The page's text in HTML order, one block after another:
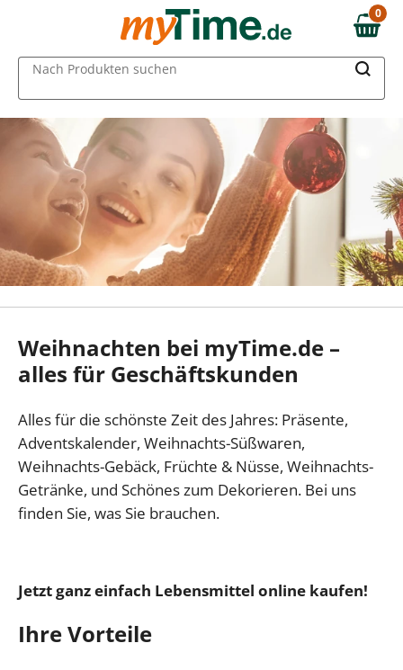
0,00 €
0
Nach Produkten suchen
Weihnachten bei myTime.de –
alles für Geschäftskunden
Alles für die schönste Zeit des Jahres: Präsente,
Adventskalender, Weihnachts-Süßwaren,
Weihnachts-Gebäck, Früchte & Nüsse, Weihnachts-
Getränke, und Schönes zum Dekorieren. Bei uns
finden Sie, was Sie brauchen.
Jetzt ganz einfach Lebensmittel online kaufen!
Ihre Vorteile